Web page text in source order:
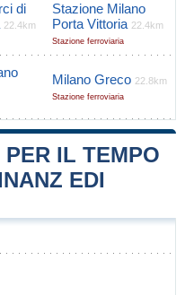
di
22.4km
Stazione Milano
Porta Vittoria 22.4km
Stazione ferroviaria
Milano Greco 22.8km
Stazione ferroviaria
IL TEMPO
EDI